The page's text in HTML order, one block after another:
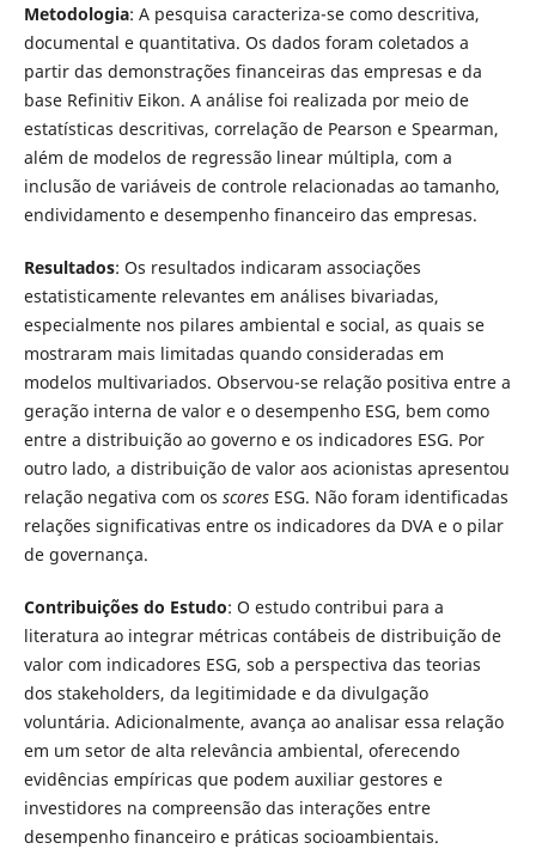
Metodologia: A pesquisa caracteriza-se como descritiva,
documental e quantitativa. Os dados foram coletados a
partir das demonstrações financeiras das empresas e da
base Refinitiv Eikon. A análise foi realizada por meio de
estatísticas descritivas, correlação de Pearson e Spearman,
além de modelos de regressão linear múltipla, com a
inclusão de variáveis de controle relacionadas ao tamanho,
endividamento e desempenho financeiro das empresas.
Resultados: Os resultados indicaram associações
estatisticamente relevantes em análises bivariadas,
especialmente nos pilares ambiental e social, as quais se
mostraram mais limitadas quando consideradas em
modelos multivariados. Observou-se relação positiva entre a
geração interna de valor e o desempenho ESG, bem como
entre a distribuição ao governo e os indicadores ESG. Por
outro lado, a distribuição de valor aos acionistas apresentou
relação negativa com os scoresESG. Não foram identificadas
relações significativas entre os indicadores da DVA e o pilar
de governança.
Contribuições do Estudo: O estudo contribui para a
literatura ao integrar métricas contábeis de distribuição de
valor com indicadores ESG, sob a perspectiva das teorias
dos stakeholders, da legitimidade e da divulgação
voluntária. Adicionalmente, avança ao analisar essa relação
em um setor de alta relevância ambiental, oferecendo
evidências empíricas que podem auxiliar gestores e
investidores na compreensão das interações entre
desempenho financeiro e práticas socioambientais.